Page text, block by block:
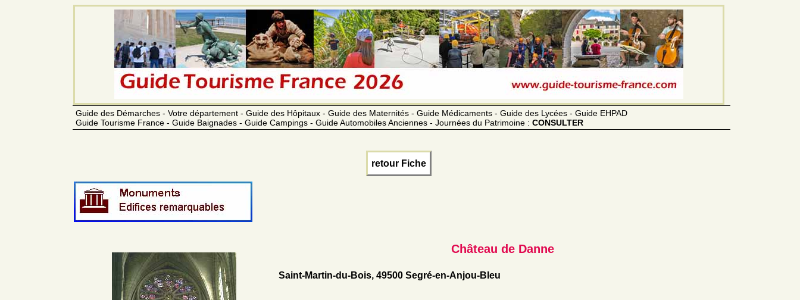
Guide des Démarches - Votre département - Guide des Hôpitaux - Guide des Maternités - Guide Médicaments - Guide des Lycées - Guide EHPAD
Guide Tourisme France - Guide Baignades - Guide Campings - Guide Automobiles Anciennes - Journées du Patrimoine : CONSULTER
retour Fiche
Château de Danne
Saint-Martin-du-Bois, 49500 Segré-en-Anjou-Bleu